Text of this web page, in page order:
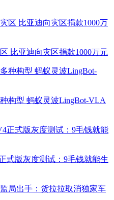
比亚迪向灾区捐款1000万元
构型 蚂蚁灵波LingBot-VLA
式版灰度测试：9毛钱就能生